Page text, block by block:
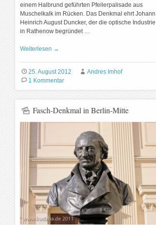
einem Halbrund geführten Pfeilerpalisade aus
Muschelkalk im Rücken. Das Denkmal ehrt Johann
Heinrich August Duncker, der die optische Industrie
in Rathenow begründet …
Weiterlesen →
25. August 2012
Andres Imhof
1 Kommentar
Fasch-Denkmal in Berlin-Mitte